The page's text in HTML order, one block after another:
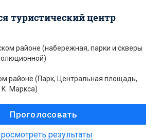
туристический центр
районе (набережная, парки и скверы
районе (Парк, Центральная площадь,
К. Маркса)
результаты